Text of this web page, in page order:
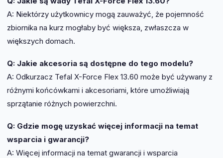
A: Niektórzy użytkownicy mogą zauważyć, że pojemność
zbiornika na kurz mogłaby być większa, zwłaszcza w
większych domach.
Q: Jakie akcesoria są dostępne do tego modelu?
A: Odkurzacz Tefal X-Force Flex 13.60 może być używany z
różnymi końcówkami i akcesoriami, które umożliwiają
sprzątanie różnych powierzchni.
Q: Gdzie mogę uzyskać więcej informacji na temat
wsparcia i gwarancji?
A: Więcej informacji na temat gwarancji i wsparcia